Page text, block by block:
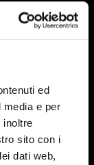
ed
media e per
inoltre
sito con i
dati web,